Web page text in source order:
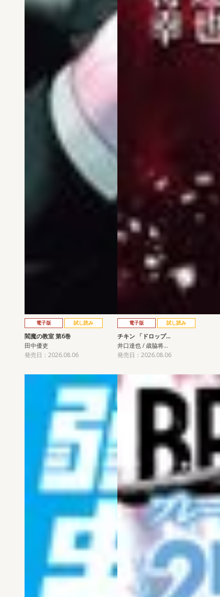
電子版 試し読み
閻魔の教室 第6巻
田中優吏
発売日：2026.08.06
電子版 試し読み
チキン 「ドロップ…
井口達也 / 歳脇将…
発売日：2026.08.06